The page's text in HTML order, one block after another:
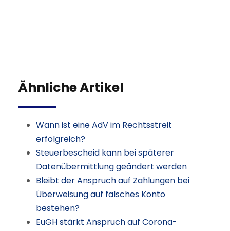
Ähnliche Artikel
Wann ist eine AdV im Rechtsstreit
erfolgreich?
Steuerbescheid kann bei späterer
Datenübermittlung geändert werden
Bleibt der Anspruch auf Zahlungen bei
Überweisung auf falsches Konto
bestehen?
EuGH stärkt Anspruch auf Corona-